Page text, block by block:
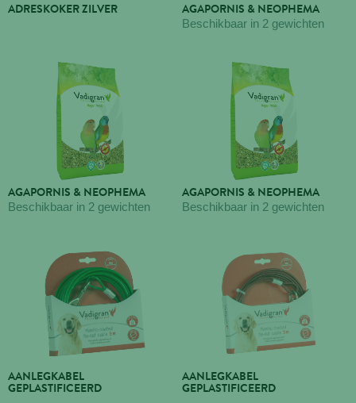
ADRESKOKER ZILVER AGAPORNIS & NEOPHEMA
Beschikbaar in 2 gewichten
AGAPORNIS & NEOPHEMA
Beschikbaar in 2 gewichten
AGAPORNIS & NEOPHEMA
Beschikbaar in 2 gewichten
AANLEGKABEL
GEPLASTIFICEERD
AANLEGKABEL
GEPLASTIFICEERD